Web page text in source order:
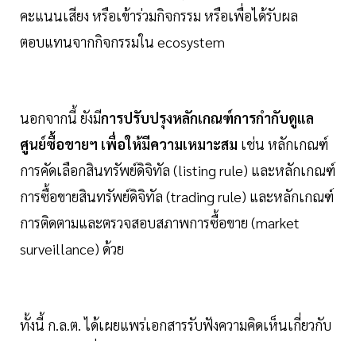
คะแนนเสียง หรือเข้าร่วมกิจกรรม หรือเพื่อได้รับผล
ตอบแทนจากกิจกรรมใน ecosystem
นอกจากนี้ ยังมีการปรับปรุงหลักเกณฑ์การกำกับดูแล
ศูนย์ซื้อขายฯ เพื่อให้มีความเหมาะสม เช่น หลักเกณฑ์
การคัดเลือกสินทรัพย์ดิจิทัล (listing rule) และหลักเกณฑ์
การซื้อขายสินทรัพย์ดิจิทัล (trading rule) และหลักเกณฑ์
การติดตามและตรวจสอบสภาพการซื้อขาย (market
surveillance) ด้วย
ทั้งนี้ ก.ล.ต. ได้เผยแพร่เอกสารรับฟังความคิดเห็นเกี่ยวกับ